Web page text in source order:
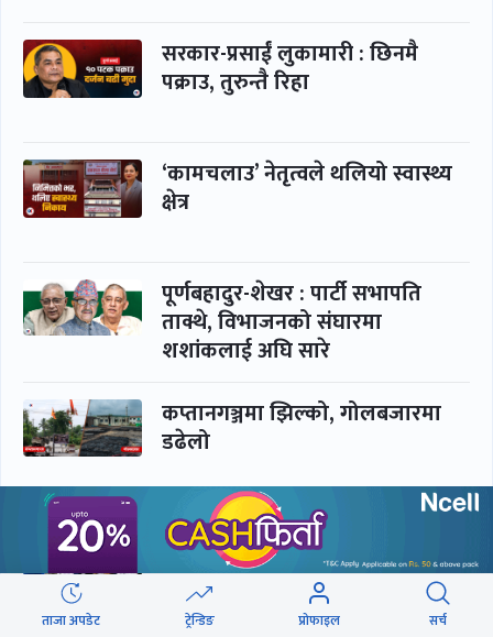
सरकार-प्रसाईं लुकामारी : छिनमै
पक्राउ, तुरुन्तै रिहा
‘कामचलाउ’ नेतृत्वले थलियो स्वास्थ्य
क्षेत्र
पूर्णबहादुर-शेखर : पार्टी सभापति
ताक्थे, विभाजनको संघारमा
शशांकलाई अघि सारे
कप्तानगञ्जमा झिल्को, गोलबजारमा
डढेलो
आकस्मिक कक्ष चिकित्सकमाथि
हातपातको ‘हटस्पट’
ताजा अपडेट ट्रेन्डिङ प्रोफाइल सर्च